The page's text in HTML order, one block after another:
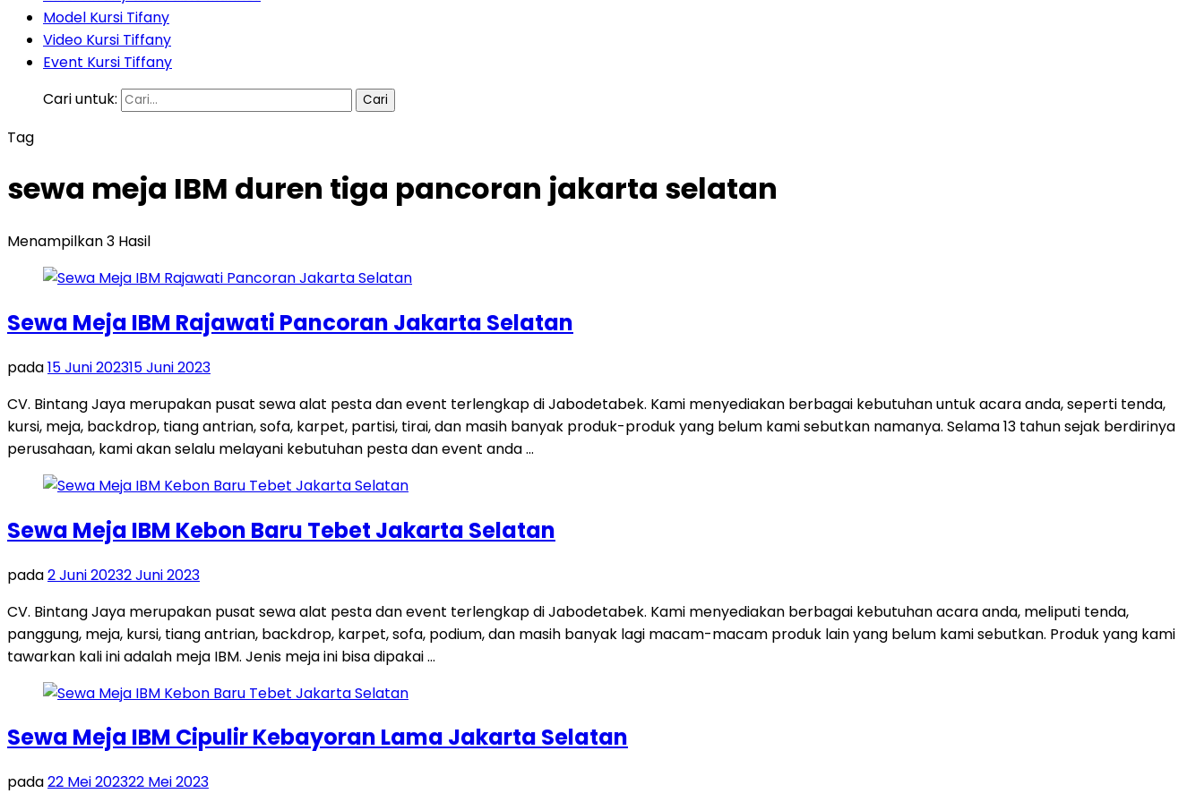
Model Kursi Tifany
Video Kursi Tiffany
Event Kursi Tiffany
Cari untuk:
Tag
sewa meja IBM duren tiga pancoran jakarta selatan
Menampilkan 3 Hasil
Sewa Meja IBM Rajawati Pancoran Jakarta Selatan
pada15 Juni 202315 Juni 2023
CV. Bintang Jaya merupakan pusat sewa alat pesta dan event terlengkap di Jabodetabek. Kami menyediakan berbagai kebutuhan untuk acara anda, seperti tenda,
kursi, meja, backdrop, tiang antrian, sofa, karpet, partisi, tirai, dan masih banyak produk-produk yang belum kami sebutkan namanya. Selama 13 tahun sejak berdirinya
perusahaan, kami akan selalu melayani kebutuhan pesta dan event anda …
Sewa Meja IBM Kebon Baru Tebet Jakarta Selatan
pada2 Juni 20232 Juni 2023
CV. Bintang Jaya merupakan pusat sewa alat pesta dan event terlengkap di Jabodetabek. Kami menyediakan berbagai kebutuhan acara anda, meliputi tenda,
panggung, meja, kursi, tiang antrian, backdrop, karpet, sofa, podium, dan masih banyak lagi macam-macam produk lain yang belum kami sebutkan. Produk yang kami
tawarkan kali ini adalah meja IBM. Jenis meja ini bisa dipakai …
Sewa Meja IBM Cipulir Kebayoran Lama Jakarta Selatan
pada22 Mei 202322 Mei 2023